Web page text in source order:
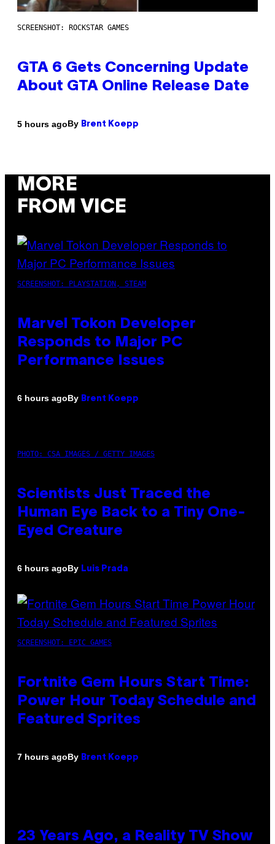
SCREENSHOT: ROCKSTAR GAMES
GTA 6 Gets Concerning Update
About GTA Online Release Date
5 hours agoBy Brent Koepp
MORE
FROM VICE
SCREENSHOT: PLAYSTATION, STEAM
Marvel Tokon Developer
Responds to Major PC
Performance Issues
6 hours agoBy Brent Koepp
PHOTO: CSA IMAGES / GETTY IMAGES
Scientists Just Traced the
Human Eye Back to a Tiny One-
Eyed Creature
6 hours agoBy Luis Prada
SCREENSHOT: EPIC GAMES
Fortnite Gem Hours Start Time:
Power Hour Today Schedule and
Featured Sprites
7 hours agoBy Brent Koepp
23 Years Ago, a Reality TV Show